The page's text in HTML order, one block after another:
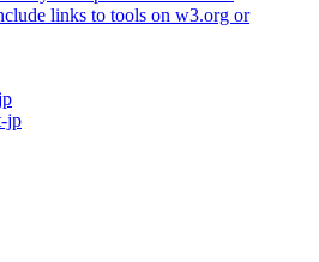
links to tools on w3.org or
jp